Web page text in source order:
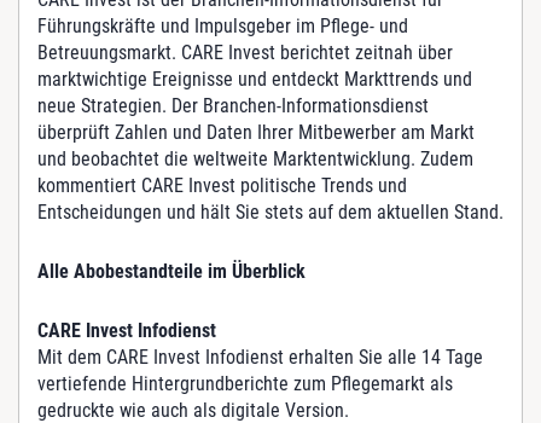
Führungskräfte und Impulsgeber im Pflege- und
Betreuungsmarkt. CARE Invest berichtet zeitnah über
marktwichtige Ereignisse und entdeckt Markttrends und
neue Strategien. Der Branchen-Informationsdienst
überprüft Zahlen und Daten Ihrer Mitbewerber am Markt
und beobachtet die weltweite Marktentwicklung. Zudem
kommentiert CARE Invest politische Trends und
Entscheidungen und hält Sie stets auf dem aktuellen Stand.
Alle Abobestandteile im Überblick
CARE Invest Infodienst
Mit dem CARE Invest Infodienst erhalten Sie alle 14 Tage
vertiefende Hintergrundberichte zum Pflegemarkt als
gedruckte wie auch als digitale Version.